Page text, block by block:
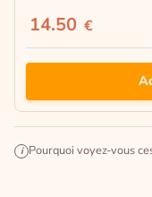
14.50 €
i Pourquoi voyez-vous